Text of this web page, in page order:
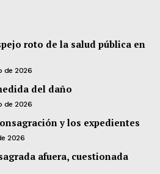
roto de la salud pública en
de 2026
del daño
de 2026
y los expedientes
2026
afuera, cuestionada